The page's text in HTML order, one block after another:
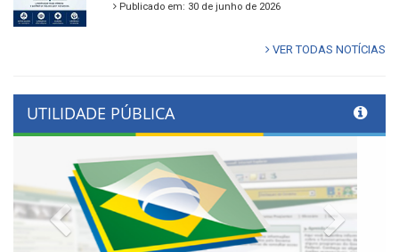
Publicado em: 30 de junho de 2026
VER TODAS NOTÍCIAS
UTILIDADE PÚBLICA
Previous